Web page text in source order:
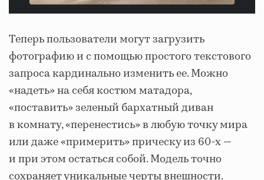
Теперь пользователи могут загрузить
фотографию и с помощью простого текстового
запроса кардинально изменить ее. Можно
«надеть» на себя костюм матадора,
«поставить» зеленый бархатный диван
в комнату, «перенестись» в любую точку мира
или даже «примерить» прическу из 60-х —
и при этом остаться собой. Модель точно
сохраняет уникальные черты внешности.